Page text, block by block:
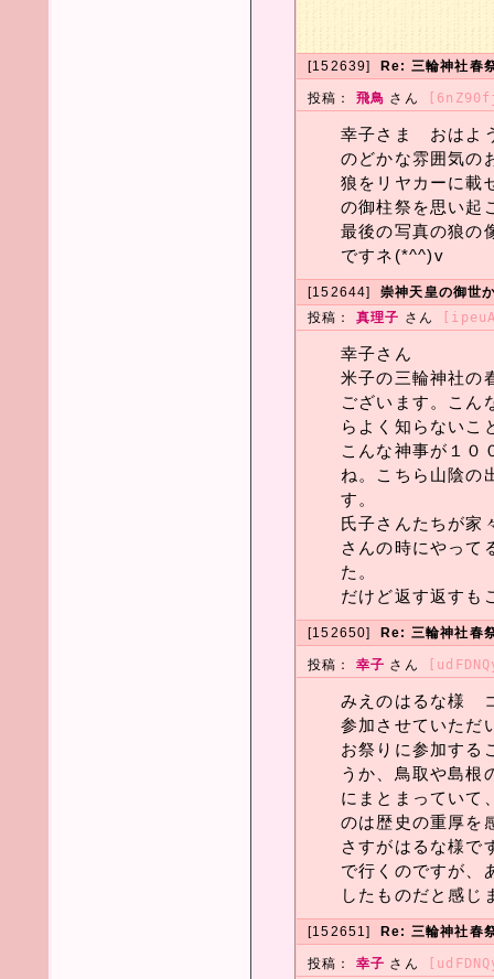
[152639] Re: 三輪神社春
投稿： 飛鳥 さん
幸子さま おはよ
のどかな雰囲気の
狼をリヤカーに載
の御柱祭を思い起
最後の写真の狼の
ですネ(*^^)v
[152644] 崇神天皇の御世
投稿： 真理子 さん
幸子さん
米子の三輪神社の
ございます。こん
らよく知らないこ
こんな神事が１０
ね。こちら山陰の
す。
氏子さんたちが家
さんの時にやって
た。
だけど返す返すも
[152650] Re: 三輪神社春
投稿： 幸子 さん
みえのはるな様
参加させていただ
お祭りに参加する
うか、鳥取や島根
にまとまっていて
のは歴史の重厚を
さすがはるな様で
で行くのですが、
したものだと感じ
[152651] Re: 三輪神社春
投稿： 幸子 さん